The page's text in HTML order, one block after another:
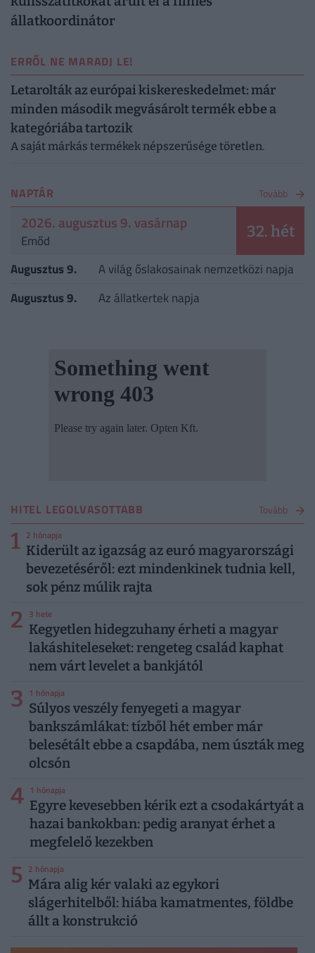
állatkoordinátor
ERRŐL NE MARADJ LE!
Letarolták az európai kiskereskedelmet: már
minden második megvásárolt termék ebbe a
kategóriába tartozik
A saját márkás termékek népszerűsége töretlen.
NAPTÁR Tovább
2026. augusztus 9. vasárnap
Emőd 32. hét
Augusztus 9.
A világ őslakosainak nemzetközi napja
Augusztus 9.
Az állatkertek napja
HITEL LEGOLVASOTTABB Tovább
1 2 hónapja
Kiderült az igazság az euró magyarországi
bevezetéséről: ezt mindenkinek tudnia kell,
sok pénz múlik rajta
2 3 hete
Kegyetlen hidegzuhany érheti a magyar
lakáshiteleseket: rengeteg család kaphat
nem várt levelet a bankjától
3 1 hónapja
Súlyos veszély fenyegeti a magyar
bankszámlákat: tízből hét ember már
belesétált ebbe a csapdába, nem úszták meg
olcsón
4 1 hónapja
Egyre kevesebben kérik ezt a csodakártyát a
hazai bankokban: pedig aranyat érhet a
megfelelő kezekben
5 2 hónapja
Mára alig kér valaki az egykori
slágerhitelből: hiába kamatmentes, földbe
állt a konstrukció